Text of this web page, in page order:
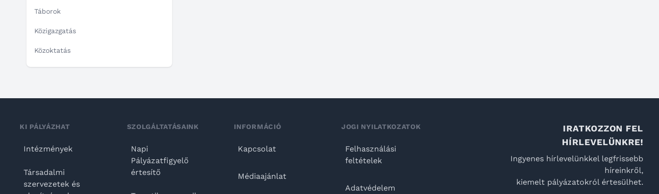
Táborok
Közigazgatás
Közoktatás
KI PÁLYÁZHAT
Intézmények
Társadalmi
szervezetek és
SZOLGÁLTATÁSAINK
Napi
Pályázatfigyelő
értesítő
INFORMÁCIÓ
Kapcsolat
Médiaajánlat
JOGI NYILATKOZATOK
Felhasználási
feltételek
Adatvédelem
IRATKOZZON FEL
HÍRLEVELÜNKRE!
Ingyenes hírlevelünkkel legfrissebb
híreinkről,
kiemelt pályázatokról értesülhet.